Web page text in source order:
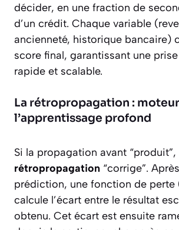
décider, en une fraction de
d’un crédit. Chaque variable
ancienneté, historique bancaire)
score final, garantissant une
rapide et scalable.
La rétropropagation :
l’apprentissage profond
Si la propagation avant “produit”,
rétropropagation “corrige”.
prédiction, une fonction de perte
calcule l’écart entre le résultat
obtenu. Cet écart est ensuite